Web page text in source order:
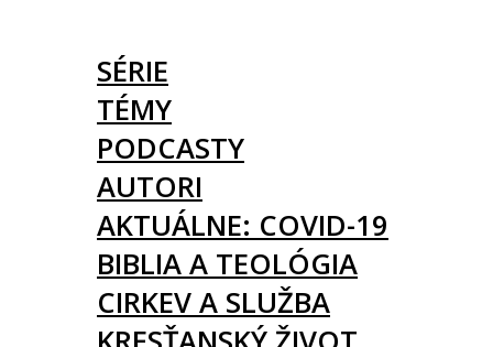
SÉRIE
TÉMY
PODCASTY
AUTORI
AKTUÁLNE: COVID-19
BIBLIA A TEOLÓGIA
CIRKEV A SLUŽBA